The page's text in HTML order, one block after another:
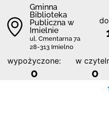
Gminna
Biblioteka
Publiczna w
Imielnie
ul. Cmentarna 7a
28-313 Imielno
wypożyczone:
0
w
0